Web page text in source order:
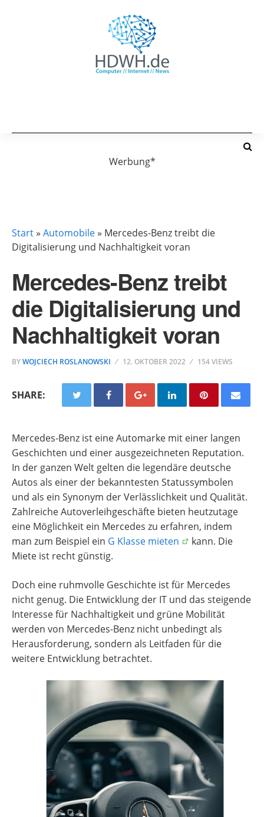
Werbung*
Start» Automobile» Mercedes-Benz treibt die
Digitalisierung und Nachhaltigkeit voran
Mercedes-Benz treibt
die Digitalisierung und
Nachhaltigkeit voran
BYWOJCIECH ROSLANOWSKI 12. OKTOBER 2022 154 VIEWS
SHARE:
Mercedes-Benz ist eine Automarke mit einer langen
Geschichten und einer ausgezeichneten Reputation.
In der ganzen Welt gelten die legendäre deutsche
Autos als einer der bekanntesten Statussymbolen
und als ein Synonym der Verlässlichkeit und Qualität.
Zahlreiche Autoverleihgeschäfte bieten heutzutage
eine Möglichkeit ein Mercedes zu erfahren, indem
man zum Beispiel ein G Klasse mieten
kann. Die
Miete ist recht günstig.
Doch eine ruhmvolle Geschichte ist für Mercedes
nicht genug. Die Entwicklung der IT und das steigende
Interesse für Nachhaltigkeit und grüne Mobilität
werden von Mercedes-Benz nicht unbedingt als
Herausforderung, sondern als Leitfaden für die
weitere Entwicklung betrachtet.